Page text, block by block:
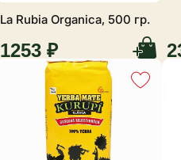
La Rubia Organica, 500 гр.
1253 ₽